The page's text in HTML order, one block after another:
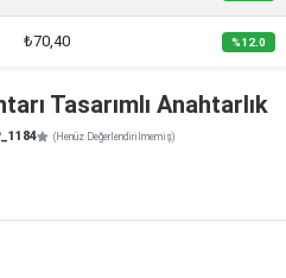
₺70,40 %12.0
Tasarımlı Anahtarlık
(Henüz Değerlendirilmemiş)